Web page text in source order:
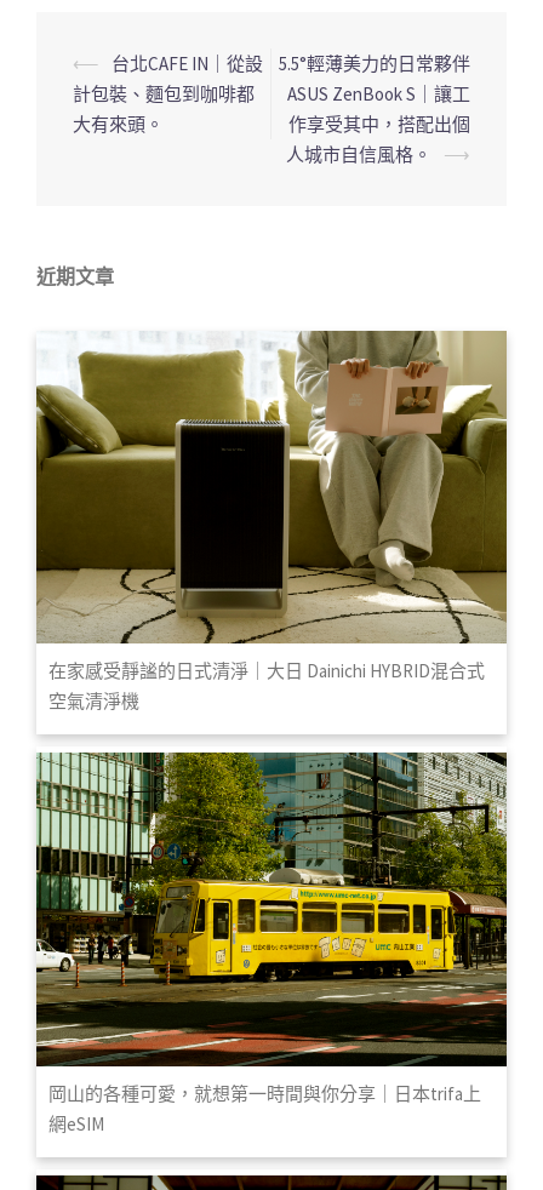
文
章
⟵
台北CAFE IN｜從設
計包裝、麵包到咖啡都
大有來頭。
5.5°輕薄美力的日常夥伴
ASUS ZenBook S｜讓工
作享受其中，搭配出個
人城市自信風格。
⟶
近期文章
在家感受靜謐的日式清淨｜大日 Dainichi HYBRID混合式
空氣清淨機
岡山的各種可愛，就想第一時間與你分享｜日本trifa上
網eSIM